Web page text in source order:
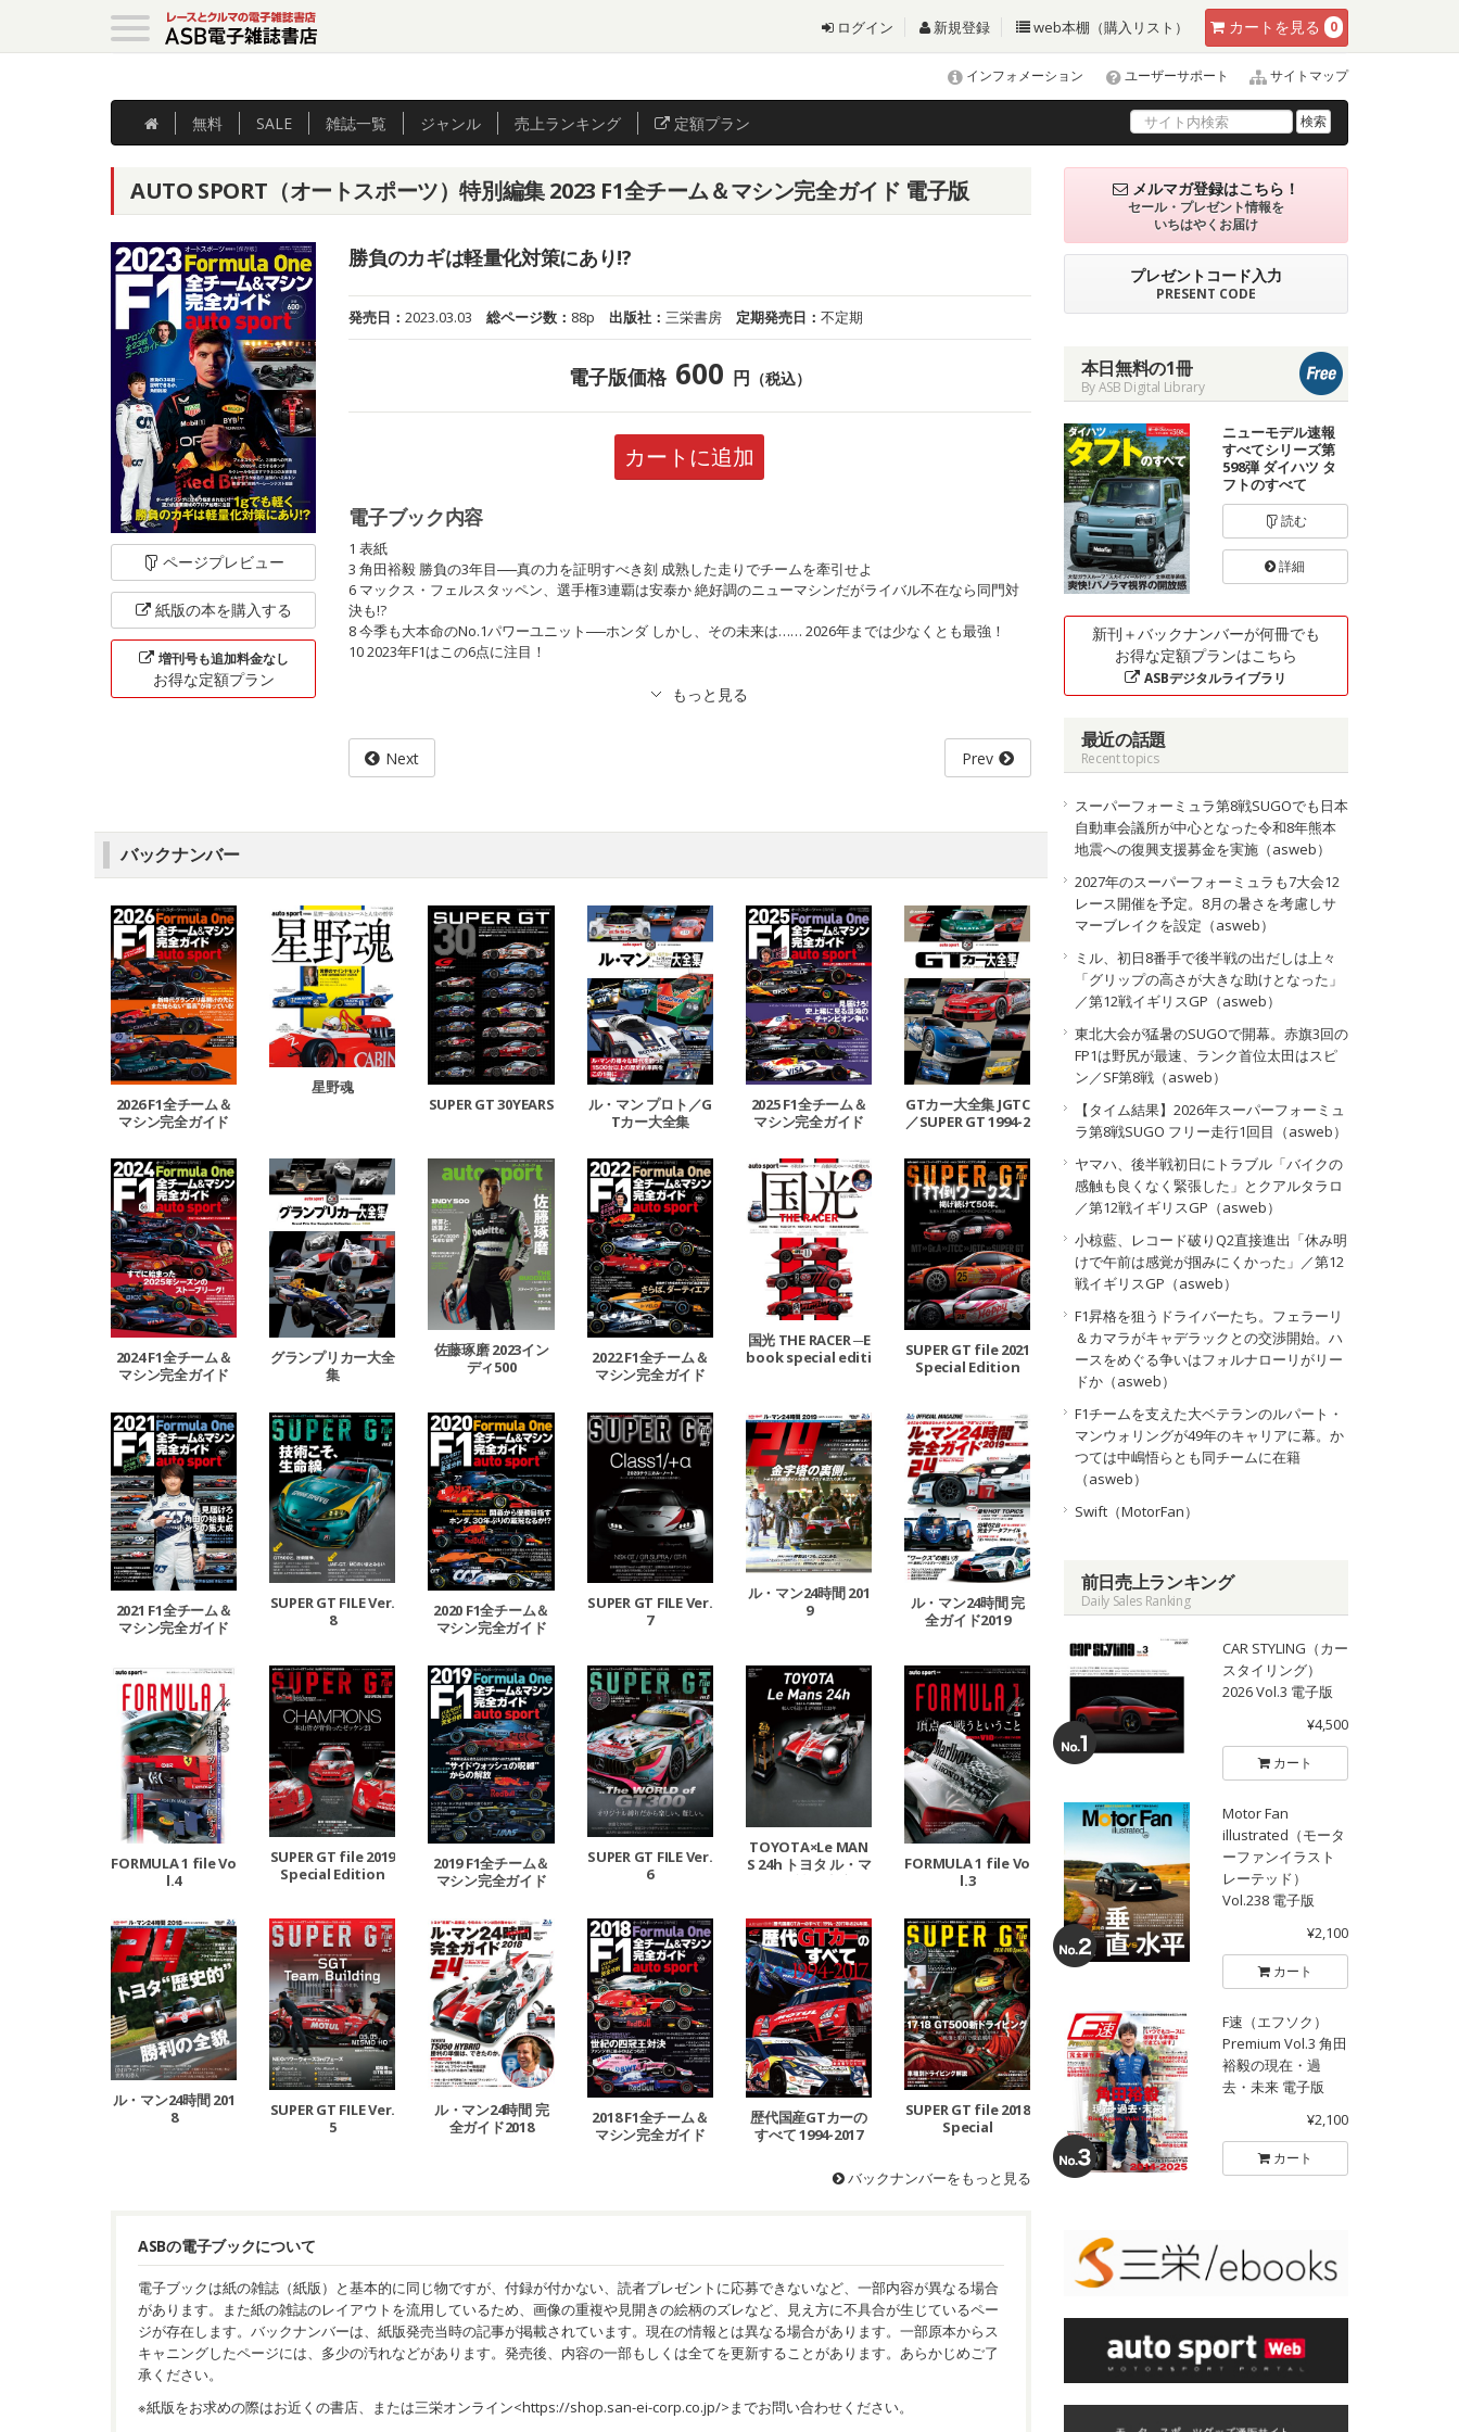
カート を見る 0
ログイン 新規登録 web本棚（購入リスト）
インフォメーション ユーザーサポート サイトマップ
無料 SALE 雑誌一覧 ジャンル 売上ランキング 定額プラン 検索
AUTO SPORT（オートスポーツ）特別編集 2023 F1全チーム＆マシン完全ガイド 電子版
ページプレビュー
紙版の本を購入する
増刊号も追加料金なし
お得な定額プラン
勝負のカギは軽量化対策にあり!?
発売日：2023.03.03 総ページ数： 88p 出版社：三栄書房 定期発売日：不定期
電子版価格 600 円 （税込）
カートに追加
電子ブック内容
1 表紙
3 角田裕毅 勝負の3年目──真の力を証明すべき刻 成熟した走りでチームを牽引せよ
6 マックス・フェルスタッペン、選手権3連覇は安泰か 絶好調のニューマシンだがライバル不在なら同門対
決も!?
8 今季も大本命のNo.1パワーユニット──ホンダ しかし、その未来は…… 2026年までは少なくとも最強！
10 2023年F1はこの6点に注目！
Next Prev
バックナンバー
2026 F1全チーム＆
マシン完全ガイド
星野魂
SUPER GT 30YEARS
ル・マン プロト／G
Tカー大全集
2025 F1全チーム＆
マシン完全ガイド
GTカー大全集 JGTC
／SUPER GT 1994-2
2024 F1全チーム＆
マシン完全ガイド
グランプリカー大全
集
佐藤琢磨 2023イン
ディ500
2022 F1全チーム＆
マシン完全ガイド
国光 THE RACER ─E
book special editi
SUPER GT file 2021
Special Edition
2021 F1全チーム＆
マシン完全ガイド
SUPER GT FILE Ver.
8
2020 F1全チーム＆
マシン完全ガイド
SUPER GT FILE Ver.
7
ル・マン24時間 201
9
ル・マン24時間 完
全ガイド2019
FORMULA 1 file Vo
l.4
SUPER GT file 2019
Special Edition
2019 F1全チーム＆
マシン完全ガイド
SUPER GT FILE Ver.
6
TOYOTA×Le MAN
S 24h トヨタ ル・マ
ン挑戦の軌跡
FORMULA 1 file Vo
l.3
ル・マン24時間 201
8
SUPER GT FILE Ver.
5
ル・マン24時間 完
全ガイド2018
2018 F1全チーム＆
マシン完全ガイド
歴代国産GTカーの
すべて 1994-2017
SUPER GT file 2018
Special
バックナンバーをもっと見る
ASBの電子ブックについて
電子ブックは紙の雑誌（紙版）と基本的に同じ物ですが、付録が付かない、読者プレゼントに応募できないなど、一部内容が異なる場合
があります。また紙の雑誌のレイアウトを流用しているため、画像の重複や見開きの絵柄のズレなど、見え方に不具合が生じているペー
ジが存在します。バックナンバーは、紙版発売当時の記事が掲載されています。現在の情報とは異なる場合があります。一部原本からス
キャニングしたページには、多少の汚れなどがあります。発売後、内容の一部もしくは全てを更新することがあります。あらかじめご了
承ください。
※紙版をお求めの際はお近くの書店、または三栄オンライン<https://shop.san-ei-corp.co.jp/>までお問い合わせください。
メルマガ登録はこちら！
セール・プレゼント情報を
いちはやくお届け
プレゼントコード入力
PRESENT CODE
本日無料の1冊
By ASB Digital Library
ニューモデル速報
すべてシリーズ第
598弾 ダイハツ タ
フトのすべて
読む
詳細
新刊＋バックナンバーが何冊でも
お得な定額プランはこちら
ASBデジタルライブラリ
最近の話題
Recent topics
スーパーフォーミュラ第8戦SUGOでも日本
自動車会議所が中心となった令和8年熊本
地震への復興支援募金を実施（asweb）
2027年のスーパーフォーミュラも7大会12
レース開催を予定。8月の暑さを考慮しサ
マーブレイクを設定（asweb）
ミル、初日8番手で後半戦の出だしは上々
「グリップの高さが大きな助けとなった」
／第12戦イギリスGP（asweb）
東北大会が猛暑のSUGOで開幕。赤旗3回の
FP1は野尻が最速、ランク首位太田はスピ
ン／SF第8戦（asweb）
【タイム結果】2026年スーパーフォーミュ
ラ第8戦SUGO フリー走行1回目（asweb）
ヤマハ、後半戦初日にトラブル「バイクの
感触も良くなく緊張した」とクアルタラロ
／第12戦イギリスGP（asweb）
小椋藍、レコード破りQ2直接進出「休み明
けで午前は感覚が掴みにくかった」／第12
戦イギリスGP（asweb）
F1昇格を狙うドライバーたち。フェラーリ
＆カマラがキャデラックとの交渉開始。ハ
ースをめぐる争いはフォルナローリがリー
ドか（asweb）
F1チームを支えた大ベテランのルパート・
マンウォリングが49年のキャリアに幕。か
つては中嶋悟らとも同チームに在籍
（asweb）
Swift（MotorFan）
前日売上ランキング
Daily Sales Ranking
CAR STYLING（カー
スタイリング）
2026 Vol.3 電子版
¥4,500
カート
Motor Fan
illustrated（モータ
ーファンイラスト
レーテッド）
Vol.238 電子版
¥2,100
カート
F速（エフソク）
Premium Vol.3 角田
裕毅の現在・過
去・未来 電子版
¥2,100
カート